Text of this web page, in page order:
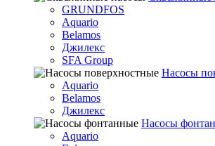
GRUNDFOS
Aquario
Belamos
Джилекс
SFA Group
Насосы
Aquario
Belamos
Джилекс
Насосы
Aquario